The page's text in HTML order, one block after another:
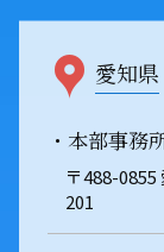
愛知県
・本部事務
〒488-
201